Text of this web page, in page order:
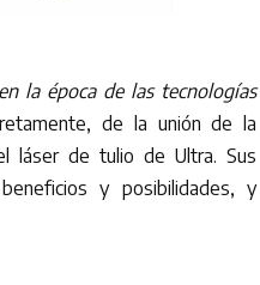
en la época de las tecnologías
de la unión de la
láser de tulio de Ultra. Sus
y posibilidades, y